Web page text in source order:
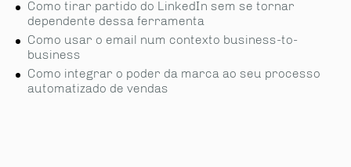
Como tirar partido do LinkedIn sem se tornar
dependente dessa ferramenta
Como usar o email num contexto business-to-
business
Como integrar o poder da marca ao seu processo
automatizado de vendas